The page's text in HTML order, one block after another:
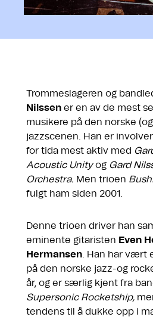
Trommeslageren og
Nilssen er en av de mest
musikere på den norske
jazzscenen. Han er
for tida mest aktiv med
Acoustic Unityog Gard
Orchestra. Men trioen
fulgt ham siden 2001.
Denne trioen driver han
eminente gitaristen Even
Hermansen
Han har vært
på den norske jazz-og
år, og er særlig kjent fra
Supersonic Rocketship,
tendens til å dukke opp i